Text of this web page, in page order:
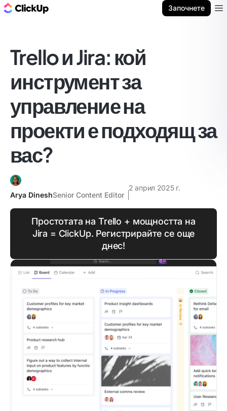
Започнете
Trello и Jira: кой
инструмент за
управление на
проекти е подходящ за
вас?
Arya DineshSenior Content Editor
2 април 2025 г.
Простотата на Trello + мощността на
Jira = ClickUp. Регистрирайте се още
днес!